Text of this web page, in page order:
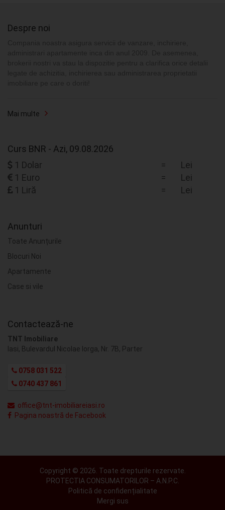
Despre noi
Mai multe
Curs BNR - Azi, 09.08.2026
1 Dolar
Lei
=
1 Euro
Lei
=
1 Liră
Lei
=
Anunturi
Toate Anunțurile
Blocuri Noi
Apartamente
Case si vile
Contactează-ne
TNT Imobiliare
Iasi, Bulevardul Nicolae Iorga, Nr. 7B, Parter
0758 031 522
0740 437 861
office@tnt-imobiliareiasi.ro
Pagina noastră de Facebook
Copyright © 2026. Toate drepturile rezervate.
PROTECTIA CONSUMATORILOR – A.N.P.C.
Politică de confidențialitate
Mergi sus